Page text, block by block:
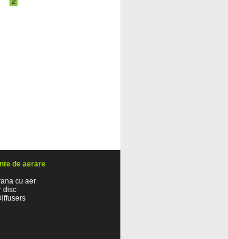
de aerare
cu aer
disc